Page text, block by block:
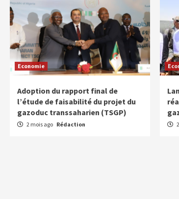
Economie
Adoption du rapport final de
l’étude de faisabilité du projet du
gazoduc transsaharien (TSGP)
2 mois ago Rédaction